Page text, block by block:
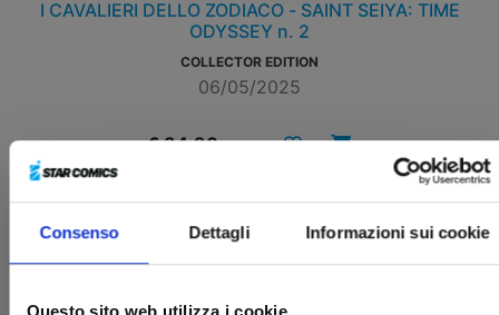
Consenso Dettagli Informazioni sui cookie
I CAVALIERI DELLO ZODIACO - SAINT SEIYA: TIME
ODYSSEY n. 2
COLLECTOR EDITION
06/05/2025
€ 34,90